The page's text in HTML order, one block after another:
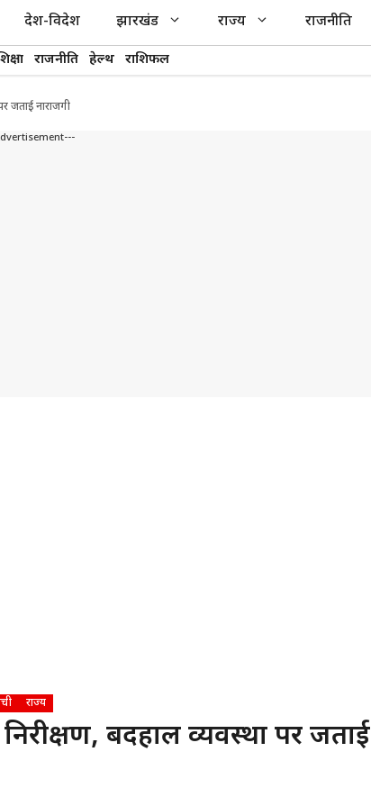
देश-विदेश झारखंड राज्य राजनीति
राजनीति हेल्थ राशिफल
जताई नाराजगी
राज्य
बदहाल व्यवस्था पर जताई